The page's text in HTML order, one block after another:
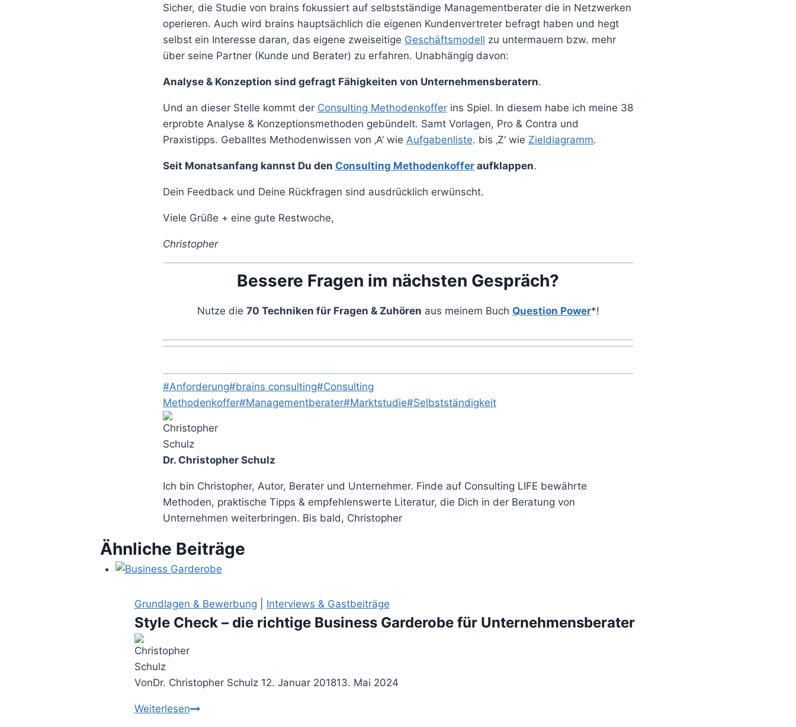
Sicher, die Studie von brains fokussiert auf selbstständige Managementberater die in Netzwerken
operieren. Auch wird brains hauptsächlich die eigenen Kundenvertreter befragt haben und hegt
selbst ein Interesse daran, das eigene zweiseitige Geschäftsmodell zu untermauern bzw. mehr
über seine Partner (Kunde und Berater) zu erfahren. Unabhängig davon:
Analyse & Konzeption sind gefragt Fähigkeiten von Unternehmensberatern.
Und an dieser Stelle kommt der Consulting Methodenkoffer ins Spiel. In diesem habe ich meine 38
erprobte Analyse & Konzeptionsmethoden gebündelt. Samt Vorlagen, Pro & Contra und
Praxistipps. Geballtes Methodenwissen von ‚A‘ wie Aufgabenliste. bis ‚Z‘ wie Zieldiagramm.
Seit Monatsanfang kannst Du den Consulting Methodenkoffer aufklappen.
Dein Feedback und Deine Rückfragen sind ausdrücklich erwünscht.
Viele Grüße + eine gute Restwoche,
Christopher
Bessere Fragen im nächsten Gespräch?
Nutze die 70 Techniken für Fragen & Zuhören aus meinem Buch Question Power*!
Schlagworte:
#Anforderung#brains consulting#Consulting
Methodenkoffer#Managementberater#Marktstudie#Selbstständigkeit
Dr. Christopher Schulz
Ich bin Christopher, Autor, Berater und Unternehmer. Finde auf Consulting LIFE bewährte
Methoden, praktische Tipps & empfehlenswerte Literatur, die Dich in der Beratung von
Unternehmen weiterbringen. Bis bald, Christopher
Ähnliche Beiträge
Grundlagen & Bewerbung Interviews & Gastbeiträge
Style Check – die richtige Business Garderobe für Unternehmensberater
VonDr. Christopher Schulz 12. Januar 201813. Mai 2024
WeiterlesenStyle